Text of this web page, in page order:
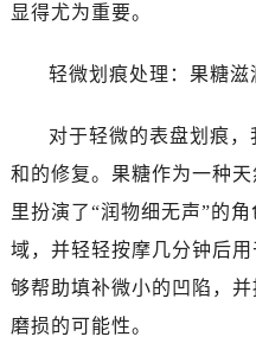
显得尤为重要。
轻微划痕处理：果糖滋
对于轻微的表盘划痕
和的修复。果糖作为一种
里扮演了“润物细无声”的
域，并轻轻按摩几分钟后
够帮助填补微小的凹陷，
磨损的可能性。